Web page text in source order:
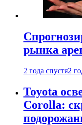
рынка
2 года спустя2
Toyota
Corolla: